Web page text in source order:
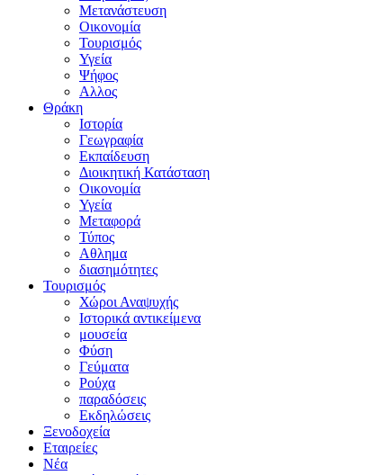
Μετανάστευση
Οικονομία
Τουρισμός
Υγεία
Ψήφος
Αλλος
Θράκη
Ιστορία
Γεωγραφία
Εκπαίδευση
Διοικητική Κατάσταση
Οικονομία
Υγεία
Μεταφορά
Τύπος
Αθλημα
διασημότητες
Τουρισμός
Χώροι Αναψυχής
Ιστορικά αντικείμενα
μουσεία
Φύση
Γεύματα
Ρούχα
παραδόσεις
Εκδηλώσεις
Ξενοδοχεία
Εταιρείες
Νέα